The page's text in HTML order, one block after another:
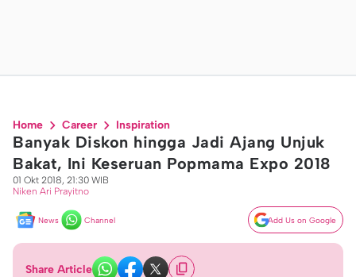
Home Career Inspiration
Banyak Diskon hingga Jadi Ajang Unjuk
Bakat, Ini Keseruan Popmama Expo 2018
01 Okt 2018, 21:30 WIB
Niken Ari Prayitno
News Channel Add Us on Google
Share Article